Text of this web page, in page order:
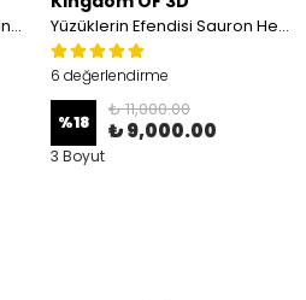
Yüzüklerin Efendisi Koleksiyon Seti, 3'lü Set(Argonath Heykelleri, Nazgul, Gandalf) Yüzüklerin Efendisi Sauron Heykeli
6 değerlendirme
%18
₺ 11,000.00
₺ 9,000.00
3 Boyut